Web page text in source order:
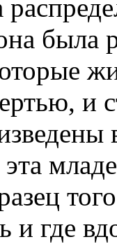
была
и
и где